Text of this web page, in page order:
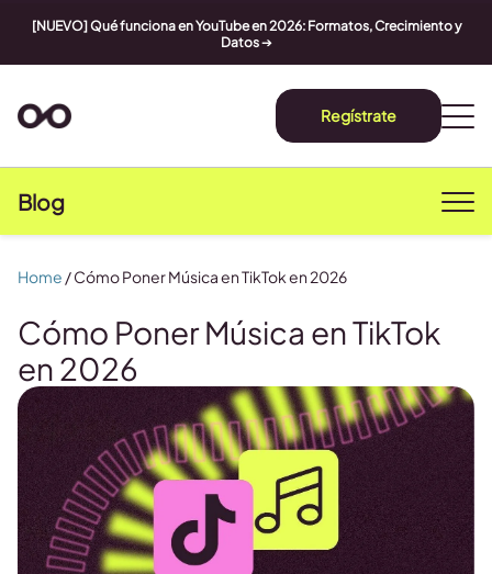
[NUEVO] Qué funciona en YouTube en 2026: Formatos, Crecimiento y
Datos➔
Regístrate
Blog
Cómo Poner Música en TikTok
en 2026
Home /Cómo Poner Música en TikTok en 2026